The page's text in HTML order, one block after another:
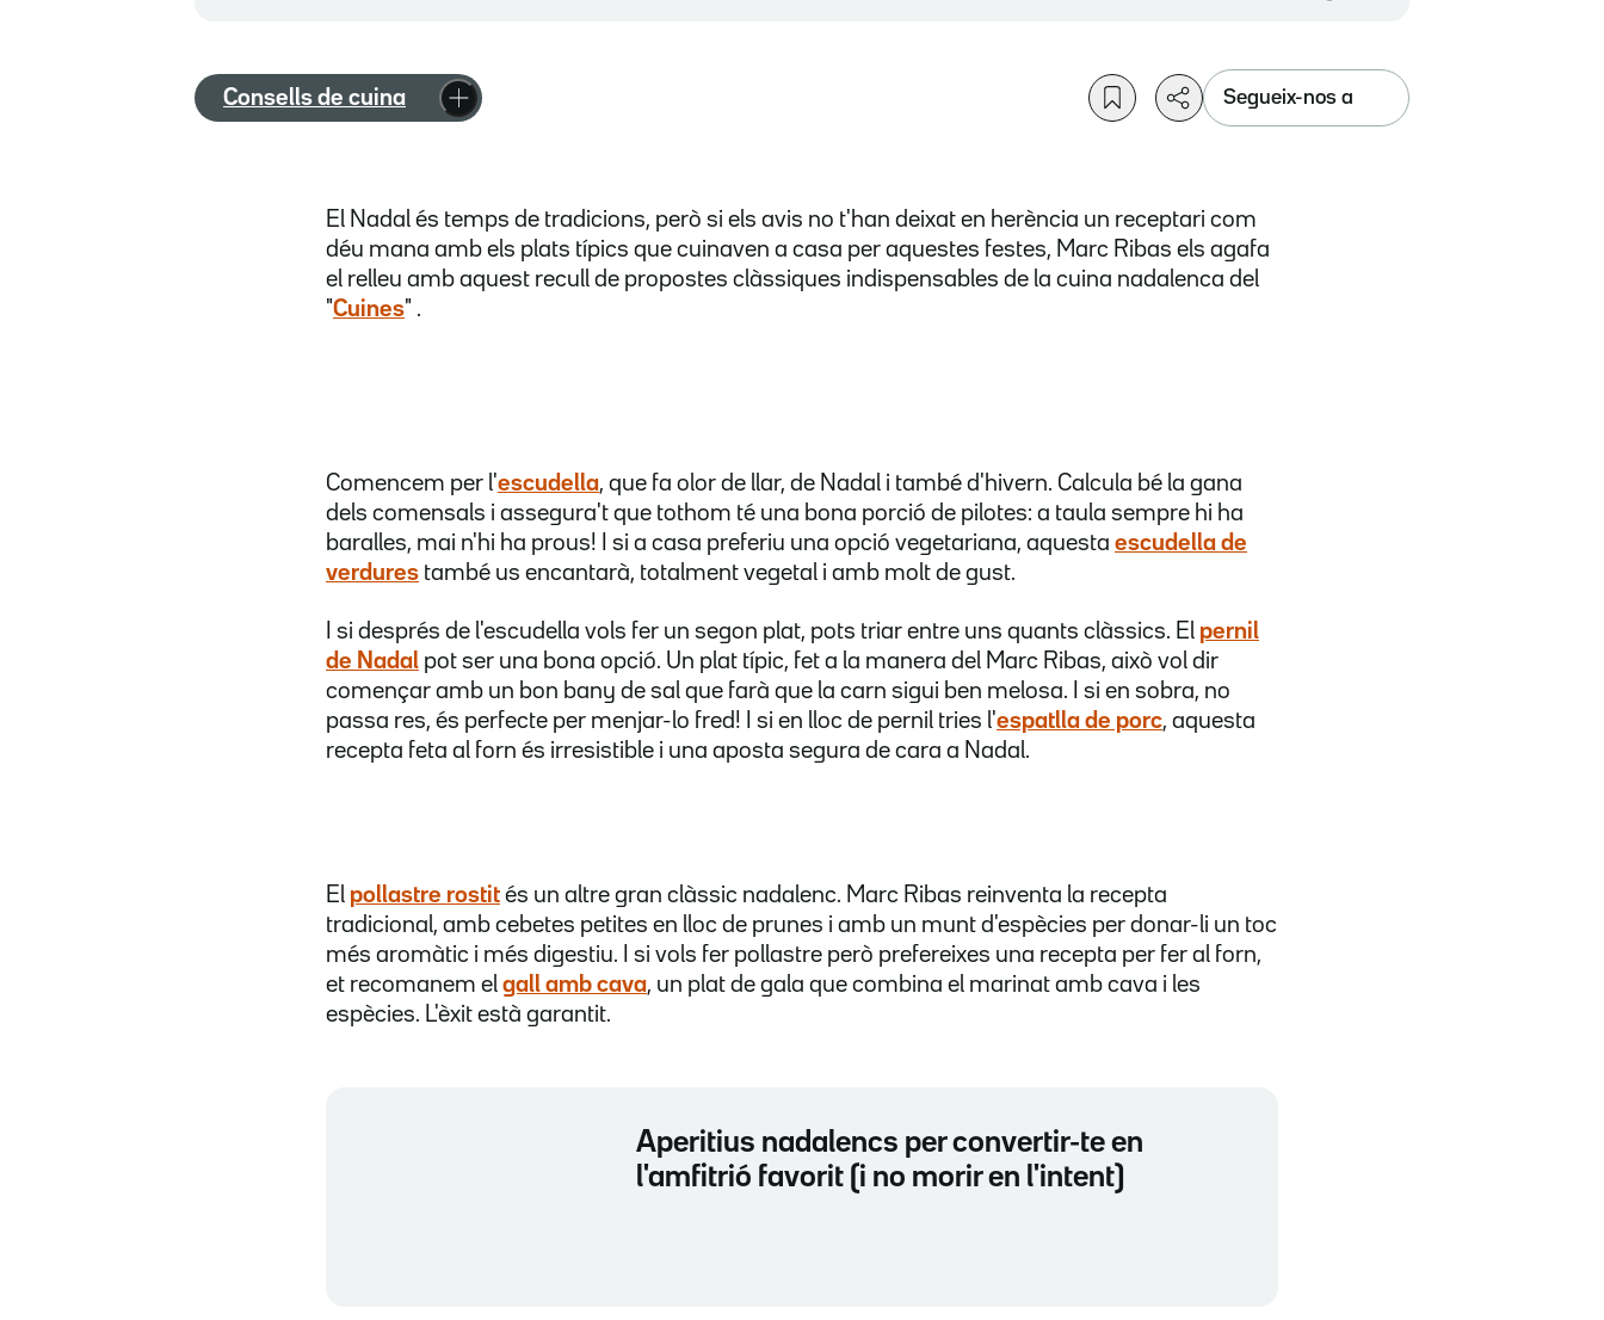
Consells de cuina Segueix-nos a
El Nadal és temps de tradicions, però si els avis no t'han deixat en herència un receptari com
déu mana amb els plats típics que cuinaven a casa per aquestes festes, Marc Ribas els agafa
el relleu amb aquest recull de propostes clàssiques indispensables de la cuina nadalenca del
"Cuines" .
Comencem per l'escudella, que fa olor de llar, de Nadal i també d'hivern. Calcula bé la gana
dels comensals i assegura't que tothom té una bona porció de pilotes: a taula sempre hi ha
baralles, mai n'hi ha prous! I si a casa preferiu una opció vegetariana, aquesta escudella de
verdures també us encantarà, totalment vegetal i amb molt de gust.
I si després de l'escudella vols fer un segon plat, pots triar entre uns quants clàssics. El pernil
de Nadal pot ser una bona opció. Un plat típic, fet a la manera del Marc Ribas, això vol dir
començar amb un bon bany de sal que farà que la carn sigui ben melosa. I si en sobra, no
passa res, és perfecte per menjar-lo fred! I si en lloc de pernil tries l'espatlla de porc, aquesta
recepta feta al forn és irresistible i una aposta segura de cara a Nadal.
El pollastre rostit és un altre gran clàssic nadalenc. Marc Ribas reinventa la recepta
tradicional, amb cebetes petites en lloc de prunes i amb un munt d'espècies per donar-li un toc
més aromàtic i més digestiu. I si vols fer pollastre però prefereixes una recepta per fer al forn,
et recomanem el gall amb cava, un plat de gala que combina el marinat amb cava i les
espècies. L'èxit està garantit.
Aperitius nadalencs per convertir-te en
l'amfitrió favorit (i no morir en l'intent)